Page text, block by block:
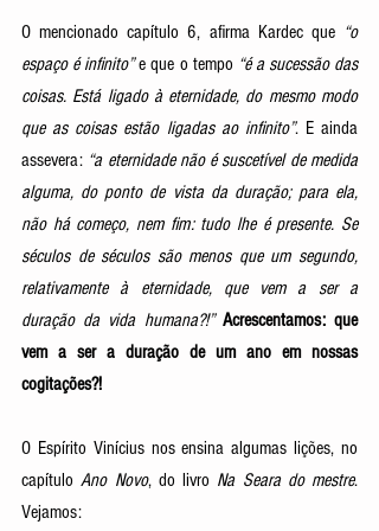
O mencionado capítulo 6, afirma Kardec que “o
espaço é infinito” e que o tempo “é a sucessão das
coisas. Está ligado à eternidade, do mesmo modo
que as coisas estão ligadas ao infinito”. E ainda
assevera: “a eternidade não é suscetível de medida
alguma, do ponto de vista da duração; para ela,
não há começo, nem fim: tudo lhe é presente. Se
séculos de séculos são menos que um segundo,
relativamente à eternidade, que vem a ser a
duração da vida humana?!” Acrescentamos: que
vem a ser a duração de um ano em nossas
cogitações?!
O Espírito Vinícius nos ensina algumas lições, no
capítulo Ano Novo, do livro Na Seara do mestre.
Vejamos: